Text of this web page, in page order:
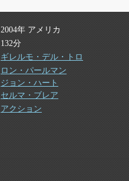
2004年 アメリカ
132分
ギレルモ・デル・トロ
ロン・パールマン
ジョン・ハート
セルマ・ブレア
アクション